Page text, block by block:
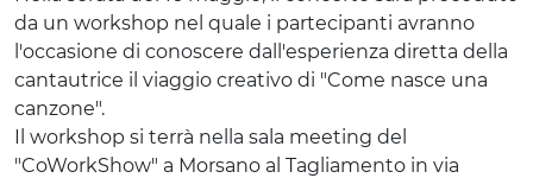
da un workshop nel quale i partecipanti avranno
l'occasione di conoscere dall'esperienza diretta della
cantautrice il viaggio creativo di "Come nasce una
canzone".
Il workshop si terrà nella sala meeting del
"CoWorkShow" a Morsano al Tagliamento in via